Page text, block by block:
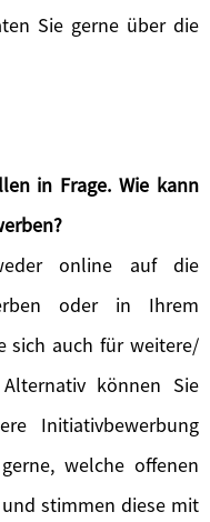
Sie gerne über die
in Frage. Wie kann
online auf die
oder in Ihrem
sich auch für weitere/
können Sie
Initiativbewerbung
welche offenen
stimmen diese mit